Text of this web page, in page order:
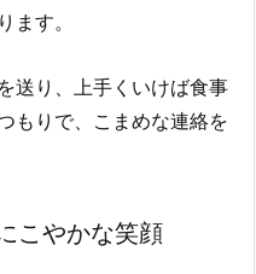
ます。
送り、上手くいけば食事
もりで、こまめな連絡を
こやかな笑顔